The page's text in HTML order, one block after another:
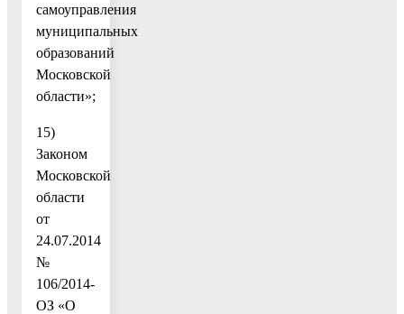
самоуправления
муниципальных
образований
Московской
области»;
15)
Законом
Московской
области
от
24.07.2014
№
106/2014-
ОЗ «О